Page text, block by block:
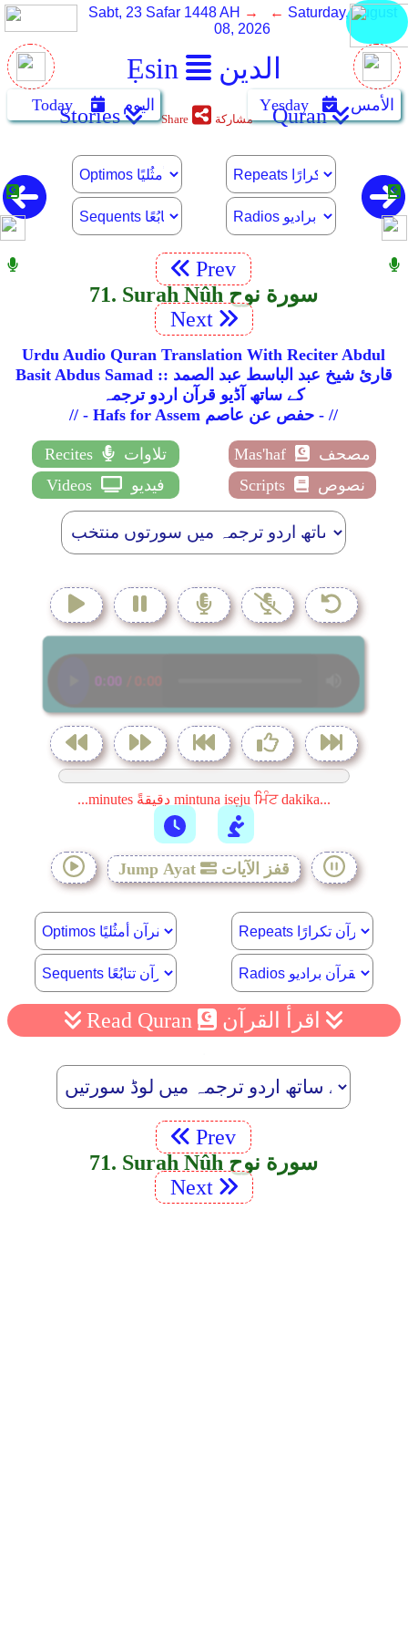
Ẹsin الدين
Sabt, 23 Safar 1448 AH → ← Saturday, August
08, 2026
Today اليوم Yẹsday الأمس Stories Share مشاركة Quran
Prev
71. Surah Nûh سورة نوح
Next
Urdu Audio Quran Translation With Reciter Abdul
Basit Abdus Samad :: قارئ شیخ عبد الباسط عبد الصمد
کے ساتھ آڈیو قرآن اردو ترجمہ
// - Hafs for Assem حفص عن عاصم - //
Recites تلاوات Mas'haf
مصحف
Videos
فيديو Scripts نصوص
...minutes دقيقةً mintuna isẹju ਮਿੰਟ dakika...
Jump Ayat قفز الآيات
Read Quran اقرأ القرآن
0:20
0:30
0:40
0:50
1:00
1:10
Prev
71. Surah Nûh سورة نوح
Next